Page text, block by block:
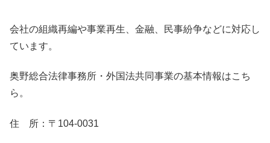
会社の組織再編や事業再生、金融、民事紛争などに対応し
ています。
奥野総合法律事務所・外国法共同事業の基本情報はこち
ら。
住 所：〒104-0031